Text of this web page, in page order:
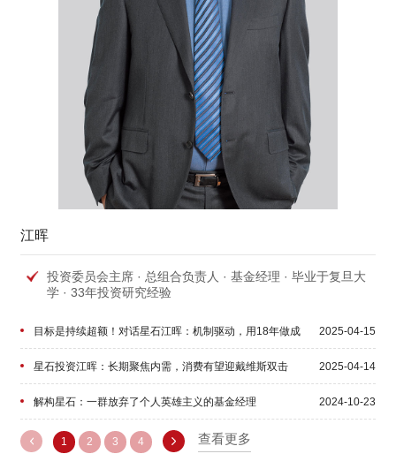
江晖
投资委员会主席 · 总组合负责人 · 基金经理 · 毕业于复旦大
学 · 33年投资研究经验
目标是持续超额！对话星石江晖：机制驱动，用18年做成
一件事
2025-04-15
星石投资江晖：长期聚焦内需，消费有望迎戴维斯双击 2025-04-14
解构星石：一群放弃了个人英雄主义的基金经理 2024-10-23
星石投资江晖：持续迭代提升全市场投资能力
1 2 3 4 查看更多